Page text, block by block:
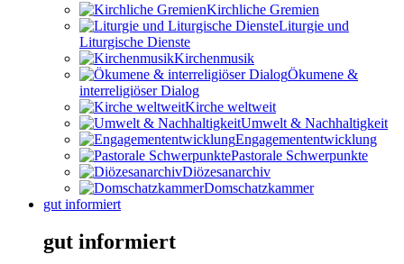
Kirchliche Gremien
Liturgie und
Liturgische Dienste
Kirchenmusik
Ökumene &
interreligiöser Dialog
Kirche weltweit
Umwelt & Nachhaltigkeit
Engagemententwicklung
Pastorale Schwerpunkte
Diözesanarchiv
Domschatzkammer
gut informiert
gut informiert